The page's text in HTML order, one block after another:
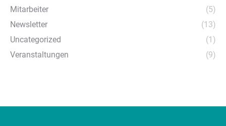
Mitarbeiter
(5)
Newsletter
(13)
Uncategorized
(1)
Veranstaltungen
(9)